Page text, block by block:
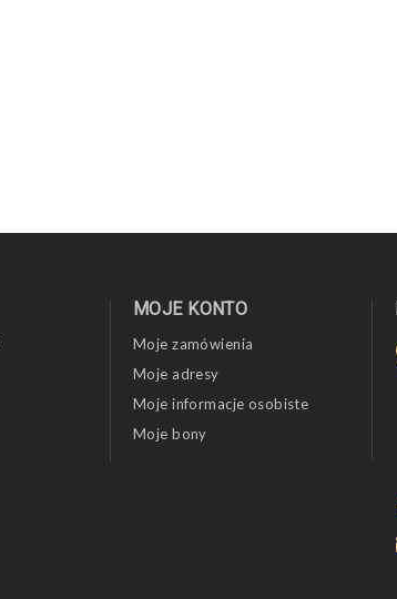
MOJE KONTO
Moje zamówienia
Moje adresy
Moje informacje osobiste
Moje bony